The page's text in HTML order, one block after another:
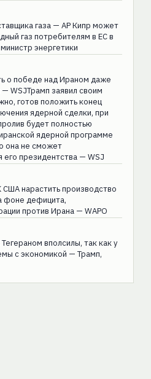
газа — AP Кипр может
газ потребителям в ЕС в
энергетики
о победе над Ираном даже
WSJТрамп заявил своим
готов положить конец
ядерной сделки, при
будет полностью
ядерной программе
она не сможет
его президентства — WSJ
нарастить производство
фоне дефицита,
против Ирана — WAPO
вполсилы, так как у
с экономикой — Трамп,